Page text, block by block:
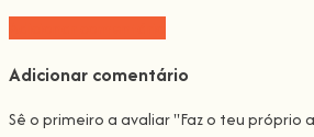
Adicionar comentário
Sê o primeiro a avaliar "Faz o teu próprio